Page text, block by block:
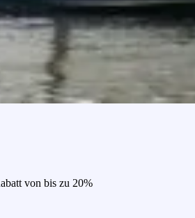
von bis zu 20%